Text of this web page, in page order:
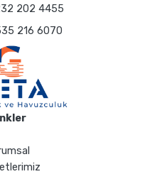
202 4455
216 6070